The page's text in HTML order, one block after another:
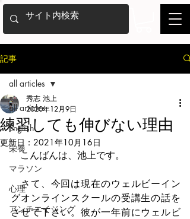
記事
all articles
English
栄養
マラソン
心理
アンチエイジング
all articles
練習しても伸びない理由
秀志 池上
2020年12月9日
更新日： 2021年10月16日
こんばんは、池上です。
さて、今回は現在のウェルビーイン
グオンラインスクールの受講生の話を
させて下さい。彼が一年前にウェルビ